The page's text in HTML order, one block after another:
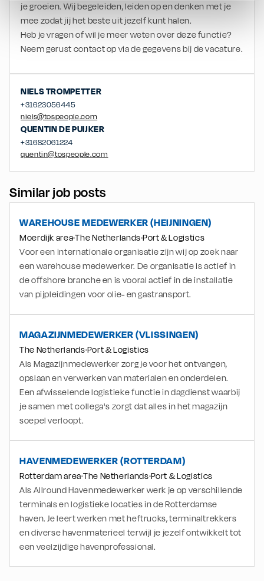
je groeien. Wij begeleiden, leiden op en denken met je
mee zodat jij het beste uit jezelf kunt halen.
Heb je vragen of wil je meer weten over deze functie?
Neem gerust contact op via de gegevens bij de vacature.
NIELSTROMPETTER
+31623056445
niels@tospeople.com
QUENTINDE PUIJKER
+31682061224
quentin@tospeople.com
Similar job posts
WAREHOUSE MEDEWERKER (HEIJNINGEN)
Moerdijk areaThe NetherlandsPort & Logistics
Voor een internationale organisatie zijn wij op zoek naar
een warehouse medewerker. De organisatie is actief in
de offshore branche en is vooral actief in de installatie
van pijpleidingen voor olie- en gastransport.
MAGAZIJNMEDEWERKER (VLISSINGEN)
The NetherlandsPort & Logistics
Als Magazijnmedewerker zorg je voor het ontvangen,
opslaan en verwerken van materialen en onderdelen.
Een afwisselende logistieke functie in dagdienst waarbij
je samen met collega's zorgt dat alles in het magazijn
soepel verloopt.
HAVENMEDEWERKER (ROTTERDAM)
Rotterdam areaThe NetherlandsPort & Logistics
Als Allround Havenmedewerker werk je op verschillende
terminals en logistieke locaties in de Rotterdamse
haven. Je leert werken met heftrucks, terminaltrekkers
en diverse havenmaterieel terwijl je jezelf ontwikkelt tot
een veelzijdige havenprofessional.